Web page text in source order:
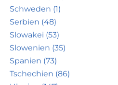
Schweden (1)
Serbien (48)
Slowakei (53)
Slowenien (35)
Spanien (73)
Tschechien (86)